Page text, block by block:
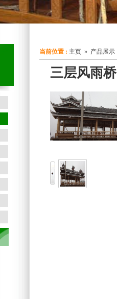
当前位置 : 主页 » 产品展示
三层风雨桥